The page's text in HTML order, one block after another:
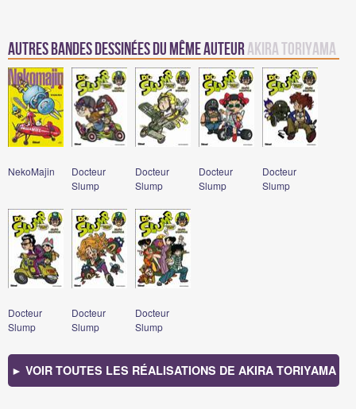
Autres Bandes Dessinées du même auteurAkira Toriyama
NekoMajin
Docteur
Slump
Docteur
Slump
Docteur
Slump
Docteur
Slump
Docteur
Slump
Docteur
Slump
Docteur
Slump
► VOIR TOUTES LES RÉALISATIONS DE AKIRA TORIYAMA